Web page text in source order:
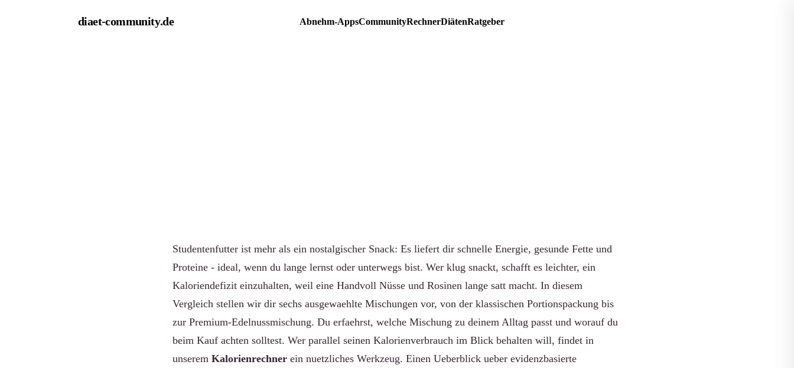
diaet-community.de Abnehm-AppsCommunityRechnerDiätenRatgeber
Studentenfutter ist mehr als ein nostalgischer Snack: Es liefert dir schnelle Energie, gesunde Fette und
Proteine - ideal, wenn du lange lernst oder unterwegs bist. Wer klug snackt, schafft es leichter, ein
Kaloriendefizit einzuhalten, weil eine Handvoll Nüsse und Rosinen lange satt macht. In diesem
Vergleich stellen wir dir sechs ausgewaehlte Mischungen vor, von der klassischen Portionspackung bis
zur Premium-Edelnussmischung. Du erfaehrst, welche Mischung zu deinem Alltag passt und worauf du
beim Kauf achten solltest. Wer parallel seinen Kalorienverbrauch im Blick behalten will, findet in
unserem Kalorienrechner ein nuetzliches Werkzeug. Einen Ueberblick ueber evidenzbasierte